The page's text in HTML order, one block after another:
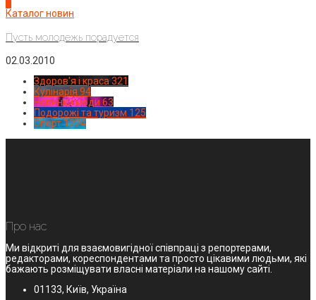
Каталог новин
Пусть молодежь порадуется
02.03.2010
Здоров'я і краса 321
Кулінарія 94
Новинки моди 63
Подорожі та туризм 125
Спорт1224
Про нас
Ми відкриті для взаємовигідної співпраці з репортерами,
редакторами, кореспондентами та просто цікавими людьми, які
бажають розміщувати власні матеріали на нашому сайті.
01133, Київ, Україна